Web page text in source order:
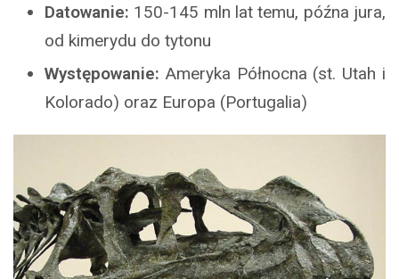
Datowanie: 150-145 mln lat temu, późna jura,
od kimerydu do tytonu
Występowanie: Ameryka Północna (st. Utah i
Kolorado) oraz Europa (Portugalia)